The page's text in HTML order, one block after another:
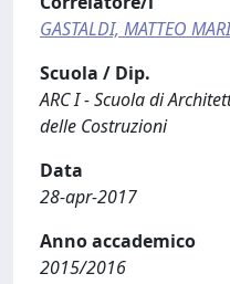
GASTALDI, MATTEO
Scuola / Dip.
ARC I - Scuola di
delle Costruzioni
Data
28-apr-2017
Anno accademico
2015/2016